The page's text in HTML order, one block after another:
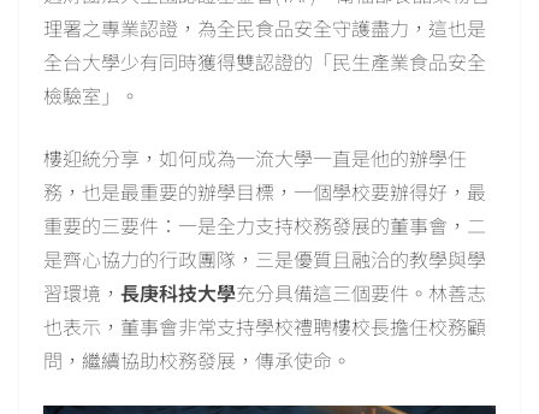
理署之專業認證，為全民食品安全守護盡力，這也是
全台大學少有同時獲得雙認證的「民生產業食品安全
檢驗室」。
樓迎統分享，如何成為一流大學一直是他的辦學任
務，也是最重要的辦學目標，一個學校要辦得好，最
重要的三要件：一是全力支持校務發展的董事會，二
是齊心協力的行政團隊，三是優質且融洽的教學與學
習環境， 長庚科技大學充分具備這三個要件。林善志
也表示，董事會非常支持學校禮聘樓校長擔任校務顧
問，繼續協助校務發展，傳承使命。